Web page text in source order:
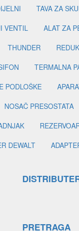
TAVA ZA
VENTIL ALAT ZA
THUNDER
TERMALNA
PODLOŠKE
NOSAČ PRESOSTATA
DEWALT
PRETRAGA